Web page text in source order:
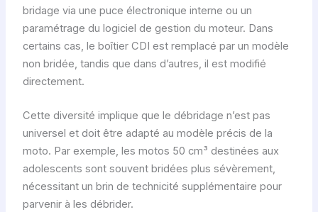
bridage via une puce électronique interne ou un
paramétrage du logiciel de gestion du moteur. Dans
certains cas, le boîtier CDI est remplacé par un modèle
non bridée, tandis que dans d’autres, il est modifié
directement.
Cette diversité implique que le débridage n’est pas
universel et doit être adapté au modèle précis de la
moto. Par exemple, les motos 50 cm³ destinées aux
adolescents sont souvent bridées plus sévèrement,
nécessitant un brin de technicité supplémentaire pour
parvenir à les débrider.